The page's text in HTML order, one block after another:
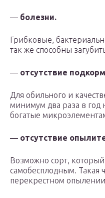
— болезни.
Грибковые,
так же способны
— отсутствие
Для обильного и
минимум два раза в год
богатые
— отсутствие
Возможно сорт,
самобесплодным. Такая
перекрестном